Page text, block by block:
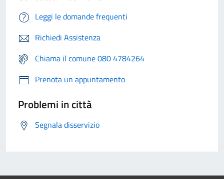
Leggi le domande frequenti
Richiedi Assistenza
Chiama il comune 080 4784264
Prenota un appuntamento
Problemi in città
Segnala disservizio